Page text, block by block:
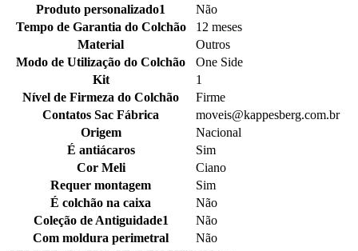
Produto personalizado1
Não
Tempo de Garantia do Colchão
12 meses
Material
Outros
Modo de Utilização do Colchão
One Side
Kit
1
Nível de Firmeza do Colchão
Firme
Contatos Sac Fábrica
moveis@kappesberg.com.br
Origem
Nacional
É antiácaros
Sim
Cor Meli
Ciano
Requer montagem
Sim
É colchão na caixa
Não
Coleção de Antiguidade1
Não
Com moldura perimetral
Não